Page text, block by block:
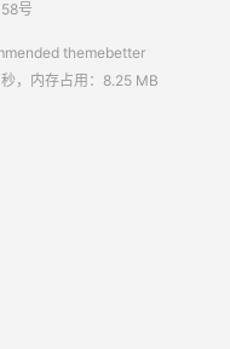
号
themebetter
，内存占用：8.25 MB